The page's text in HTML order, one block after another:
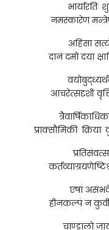
भार्यारतिः
नमस्कारेण
अहिंसा
दानं दमो दया
आचरेत्सदृशीं
प्राक्सौमिकीः
एषां असंभवे
हीनकल्पं न
चाण्डालो